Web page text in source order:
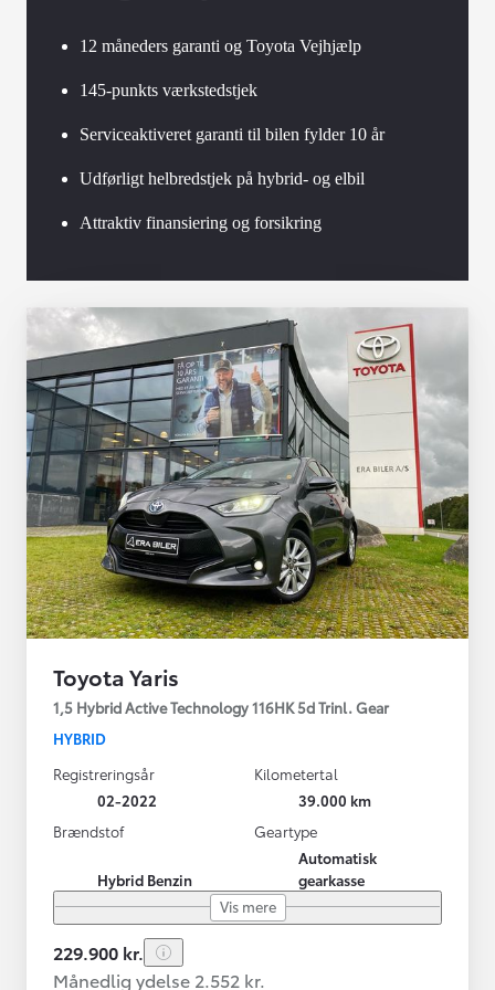
12 måneders garanti og Toyota Vejhjælp
145-punkts værkstedstjek
Serviceaktiveret garanti til bilen fylder 10 år
Udførligt helbredstjek på hybrid- og elbil
Attraktiv finansiering og forsikring
Toyota Yaris
1,5 Hybrid Active Technology 116HK 5d Trinl. Gear
HYBRID
Registreringsår
02-2022
Kilometertal
39.000 km
Brændstof
Hybrid Benzin
Geartype
Automatisk
gearkasse
Vis mere
229.900 kr.
Månedlig ydelse 2.552 kr.